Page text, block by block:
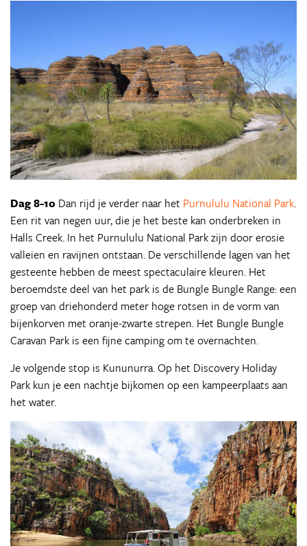
Dag 8-10 Dan rijd je verder naar het Purnululu National Park.
Een rit van negen uur, die je het beste kan onderbreken in
Halls Creek. In het Purnululu National Park zijn door erosie
valleien en ravijnen ontstaan. De verschillende lagen van het
gesteente hebben de meest spectaculaire kleuren. Het
beroemdste deel van het park is de Bungle Bungle Range: een
groep van driehonderd meter hoge rotsen in de vorm van
bijenkorven met oranje-zwarte strepen. Het Bungle Bungle
Caravan Park is een fijne camping om te overnachten.
Je volgende stop is Kununurra. Op het Discovery Holiday
Park kun je een nachtje bijkomen op een kampeerplaats aan
het water.